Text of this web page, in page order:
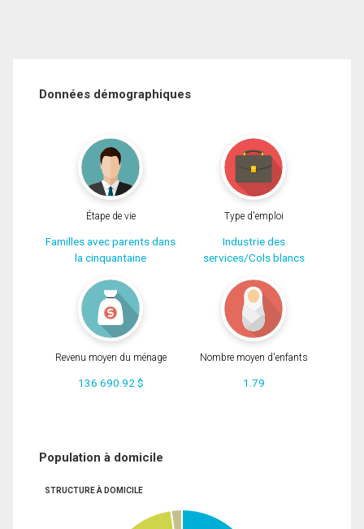
Données démographiques
Étape de vie
Familles avec parents dans
la cinquantaine
Type d'emploi
Industrie des
services/Cols blancs
Revenu moyen du ménage
136 690.92 $
Nombre moyen d'enfants
1.79
Population à domicile
STRUCTURE À DOMICILE